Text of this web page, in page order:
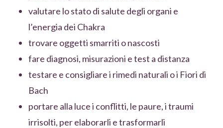
valutare lo stato di salute degli organi e
l’energia dei Chakra
trovare oggetti smarriti o nascosti
fare diagnosi, misurazioni e test a distanza
testare e consigliare i rimedi naturali o i Fiori di
Bach
portare alla luce i conflitti, le paure, i traumi
irrisolti, per elaborarli e trasformarli